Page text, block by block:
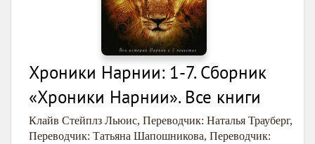
Хроники Нарнии: 1-7. Сборник
«Хроники Нарнии». Все книги
Клайв Стейплз Льюис, Переводчик: Наталья Трауберг,
Переводчик: Татьяна Шапошникова, Переводчик: